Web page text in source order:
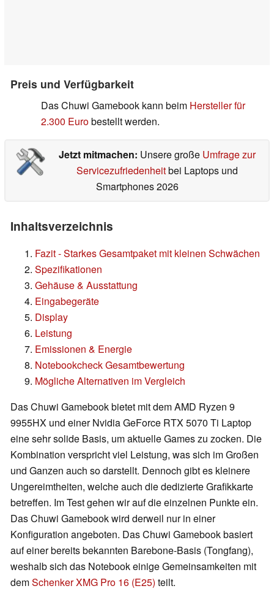
Preis und Verfügbarkeit
Das Chuwi Gamebook kann beim Hersteller für
2.300 Eurobestellt werden.
Jetzt mitmachen: Unsere große Umfrage zur
Servicezufriedenheitbei Laptops und
Smartphones 2026
Inhaltsverzeichnis
Fazit - Starkes Gesamtpaket mit kleinen Schwächen
Spezifikationen
Gehäuse & Ausstattung
Eingabegeräte
Display
Leistung
Emissionen & Energie
Notebookcheck Gesamtbewertung
Mögliche Alternativen im Vergleich
Das Chuwi Gamebook bietet mit dem AMD Ryzen 9
9955HX und einer Nvidia GeForce RTX 5070 Ti Laptop
eine sehr solide Basis, um aktuelle Games zu zocken. Die
Kombination verspricht viel Leistung, was sich im Großen
und Ganzen auch so darstellt. Dennoch gibt es kleinere
Ungereimtheiten, welche auch die dedizierte Grafikkarte
betreffen. Im Test gehen wir auf die einzelnen Punkte ein.
Das Chuwi Gamebook wird derweil nur in einer
Konfiguration angeboten. Das Chuwi Gamebook basiert
auf einer bereits bekannten Barebone-Basis (Tongfang),
weshalb sich das Notebook einige Gemeinsamkeiten mit
demSchenker XMG Pro 16 (E25) teilt.